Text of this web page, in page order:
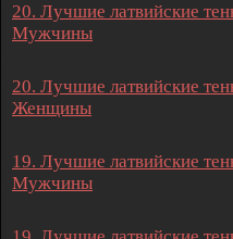
20. Лучшие латвийские
Мужчины
20. Лучшие латвийские
Женщины
19. Лучшие латвийские
Мужчины